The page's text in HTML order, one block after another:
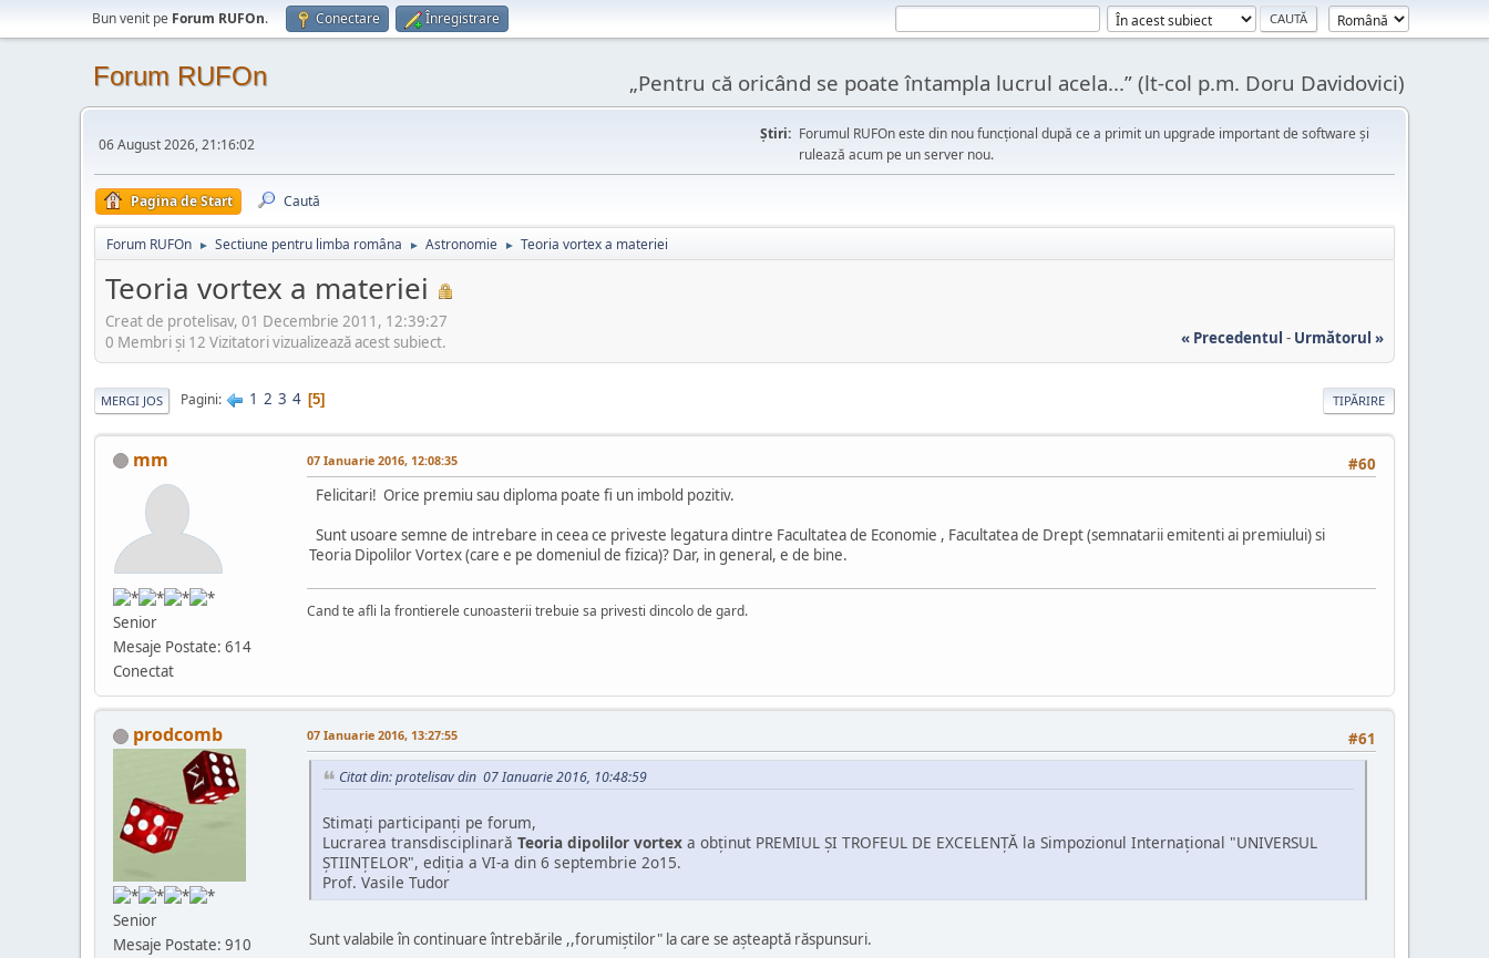
Bun venit pe Forum RUFOn. Conectare Înregistrare
Forum RUFOn „Pentru că oricând se poate întampla lucrul acela...” (lt-col p.m. Doru Davidovici)
06 August 2026, 21:16:02
Ştiri: Forumul RUFOn este din nou funcțional după ce a primit un upgrade important de software și
rulează acum pe un server nou.
Pagina de Start Caută
Forum RUFOn ► Sectiune pentru limba româna ► Astronomie ► Teoria vortex a materiei
Teoria vortex a materiei
Creat de protelisav, 01 Decembrie 2011, 12:39:27
« Precedentul - Următorul »
0 Membri şi 12 Vizitatori vizualizează acest subiect.
TIPĂRIRE
MERGI JOS Pagini 1 2 3 4 5
mm
Senior
Mesaje Postate: 614
Conectat
#60
07 Ianuarie 2016, 12:08:35
Felicitari! Orice premiu sau diploma poate fi un imbold pozitiv.
Sunt usoare semne de intrebare in ceea ce priveste legatura dintre Facultatea de Economie , Facultatea de Drept (semnatarii emitenti ai premiului) si
Teoria Dipolilor Vortex (care e pe domeniul de fizica)? Dar, in general, e de bine.
Cand te afli la frontierele cunoasterii trebuie sa privesti dincolo de gard.
prodcomb
Senior
Mesaje Postate: 910
#61
07 Ianuarie 2016, 13:27:55
Citat din: protelisav din 07 Ianuarie 2016, 10:48:59
Stimaţi participanţi pe forum,
Lucrarea transdisciplinară Teoria dipolilor vortex a obţinut PREMIUL ŞI TROFEUL DE EXCELENŢĂ la Simpozionul Internaţional "UNIVERSUL
ŞTIINŢELOR", ediţia a VI-a din 6 septembrie 2o15.
Prof. Vasile Tudor
Sunt valabile în continuare întrebările ,,forumiștilor" la care se așteaptă răspunsuri.